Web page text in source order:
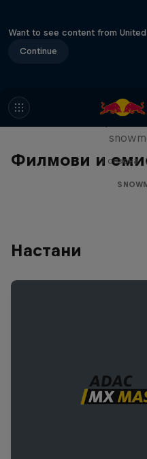
Want to see content from
Continue
Филмови и
Full
1 сезона
Настани